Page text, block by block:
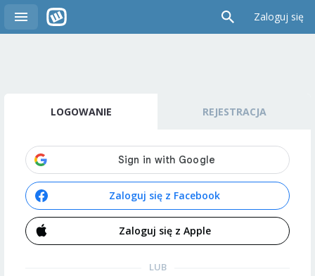
Zaloguj się
LOGOWANIE REJESTRACJA
Zaloguj się z Facebook
Zaloguj się z Apple
LUB